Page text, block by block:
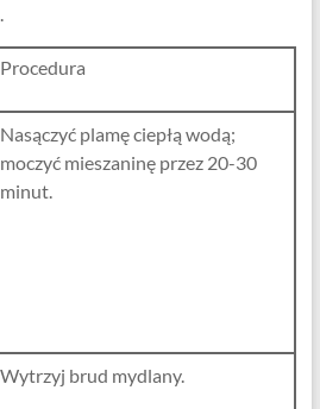
Procedura
Nasączyć plamę ciepłą wodą;
moczyć mieszaninę przez 20-30
minut.
Wytrzyj brud mydlany.